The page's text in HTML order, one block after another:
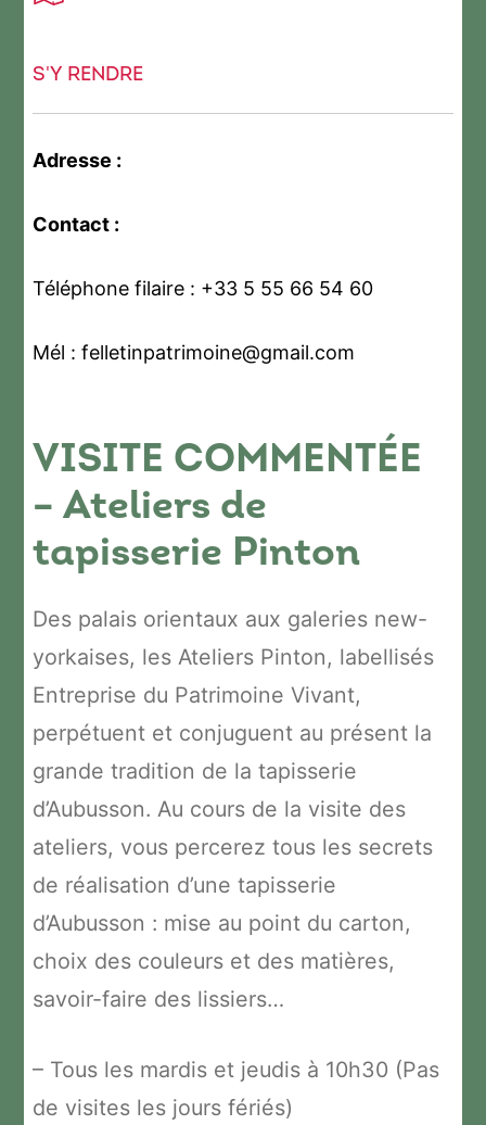
S'Y RENDRE
Adresse :
Contact :
Téléphone filaire : +33 5 55 66 54 60
Mél : felletinpatrimoine@gmail.com
VISITE COMMENTÉE
– Ateliers de
tapisserie Pinton
Des palais orientaux aux galeries new-
yorkaises, les Ateliers Pinton, labellisés
Entreprise du Patrimoine Vivant,
perpétuent et conjuguent au présent la
grande tradition de la tapisserie
d’Aubusson. Au cours de la visite des
ateliers, vous percerez tous les secrets
de réalisation d’une tapisserie
d’Aubusson : mise au point du carton,
choix des couleurs et des matières,
savoir-faire des lissiers…
– Tous les mardis et jeudis à 10h30 (Pas
de visites les jours fériés)